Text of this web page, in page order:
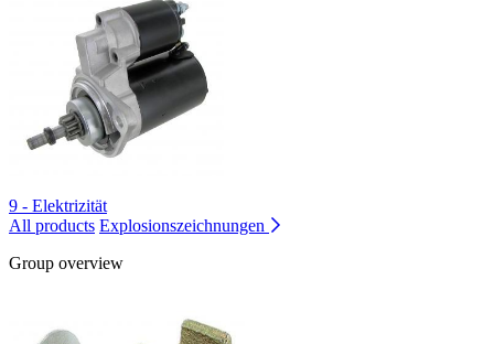
9 - Elektrizität
All products Explosionszeichnungen
Group overview